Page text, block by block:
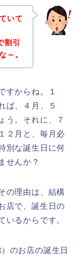
いて
引
～。
すからね。１
ば、４月、５
う。それに、７
２月と、毎月必
別な誕生日に何
せんか？
の理由は、結構
店で、誕生日の
いるからです。
のお店の誕生日